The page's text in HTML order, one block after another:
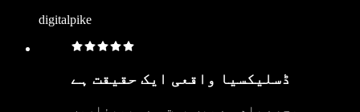
digitalpike
ڈسلیکسیا واقعی ایک حقیقت ہے